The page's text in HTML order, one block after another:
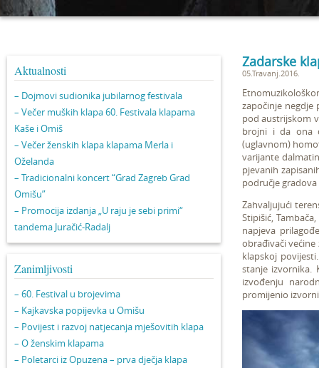
Aktualnosti
– Dojmovi sudionika jubilarnog festivala
– Večer muških klapa 60. Festivala klapama
Kaše i Omiš
– Večer ženskih klapa klapama Merla i
Oželanda
– Tradicionalni koncert “Grad Zagreb Grad
Omišu”
– Promocija izdanja „U raju je sebi primi“
tandema Juračić-Radalj
Zanimljivosti
– 60. Festival u brojevima
– Kajkavska popijevka u Omišu
– Povijest i razvoj natjecanja mješovitih klapa
– O ženskim klapama
– Poletarci iz Opuzena – prva dječja klapa
Zadarske
05.Travanj.2016.
započinje negdje
pod austrijskom
brojni i da ona
(uglavnom)
varijante
pjevanih
područje gradova
Zahvaljujući
Stipišić,
napjeva
obrađivači
klapskoj
stanje izvornika.
izvođenju
promijenio